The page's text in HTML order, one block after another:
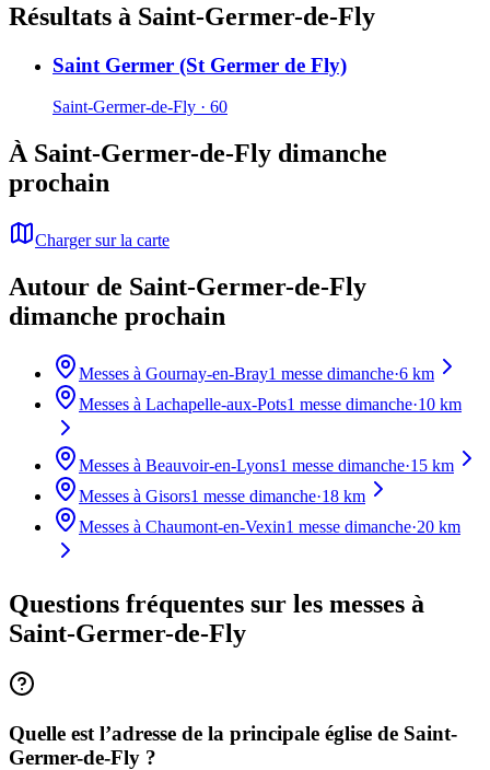
Résultats à Saint-Germer-de-Fly
Saint Germer (St Germer de Fly)
Saint-Germer-de-Fly · 60
À Saint-Germer-de-Fly dimanche
prochain
Charger sur la carte
Autour de Saint-Germer-de-Fly
dimanche prochain
Messes à Gournay-en-Bray1 messe dimanche·6 km
Messes à Lachapelle-aux-Pots1 messe dimanche·10 km
Messes à Beauvoir-en-Lyons1 messe dimanche·15 km
Messes à Gisors1 messe dimanche·18 km
Messes à Chaumont-en-Vexin1 messe dimanche·20 km
Questions fréquentes sur les messes à
Saint-Germer-de-Fly
Quelle est l’adresse de la principale église de Saint-
Germer-de-Fly ?